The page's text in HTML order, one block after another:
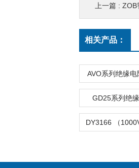
上一篇 : ZOB
相关产品：
AVO系列绝缘
GD25系列绝